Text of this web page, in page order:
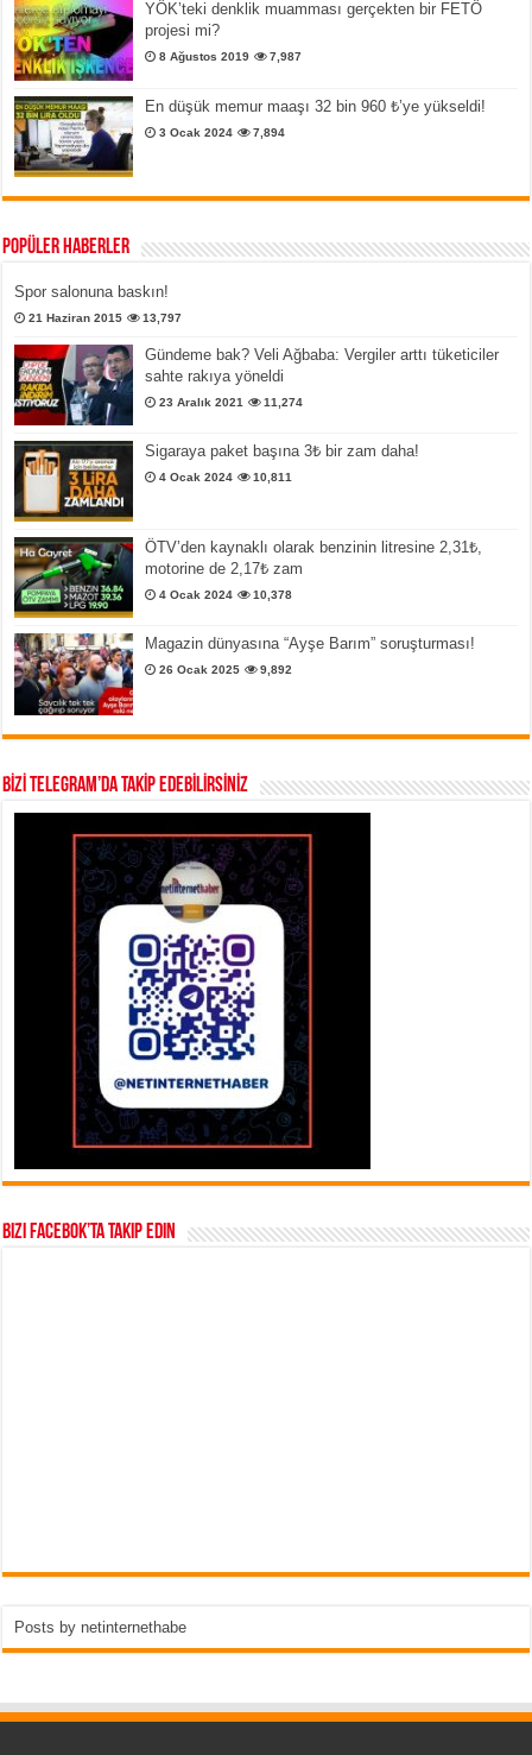
YÖK’teki denklik muamması gerçekten bir FETÖ
projesi mi?
8 Ağustos 2019 7,987
En düşük memur maaşı 32 bin 960 ₺’ye yükseldi!
3 Ocak 2024 7,894
Popüler Haberler
Spor salonuna baskın!
21 Haziran 2015 13,797
Gündeme bak? Veli Ağbaba: Vergiler arttı tüketiciler
sahte rakıya yöneldi
23 Aralık 2021 11,274
Sigaraya paket başına 3₺ bir zam daha!
4 Ocak 2024 10,811
ÖTV’den kaynaklı olarak benzinin litresine 2,31₺,
motorine de 2,17₺ zam
4 Ocak 2024 10,378
Magazin dünyasına “Ayşe Barım” soruşturması!
26 Ocak 2025 9,892
BİZİ TELEGRAM’DA TAKİP EDEBİLİRSİNİZ
Bizi Facebok’ta takip edin
Posts by netinternethabe